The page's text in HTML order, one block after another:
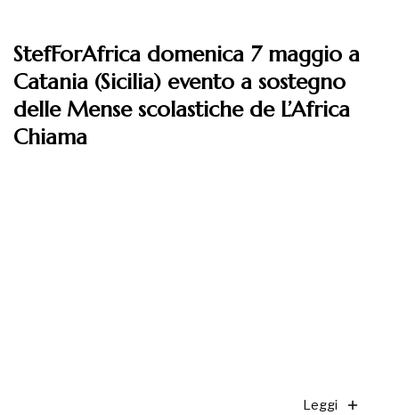
StefForAfrica domenica 7 maggio a
Catania (Sicilia) evento a sostegno
delle Mense scolastiche de L’Africa
Chiama
Leggi